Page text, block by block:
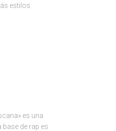
estilos
es una
de rap es